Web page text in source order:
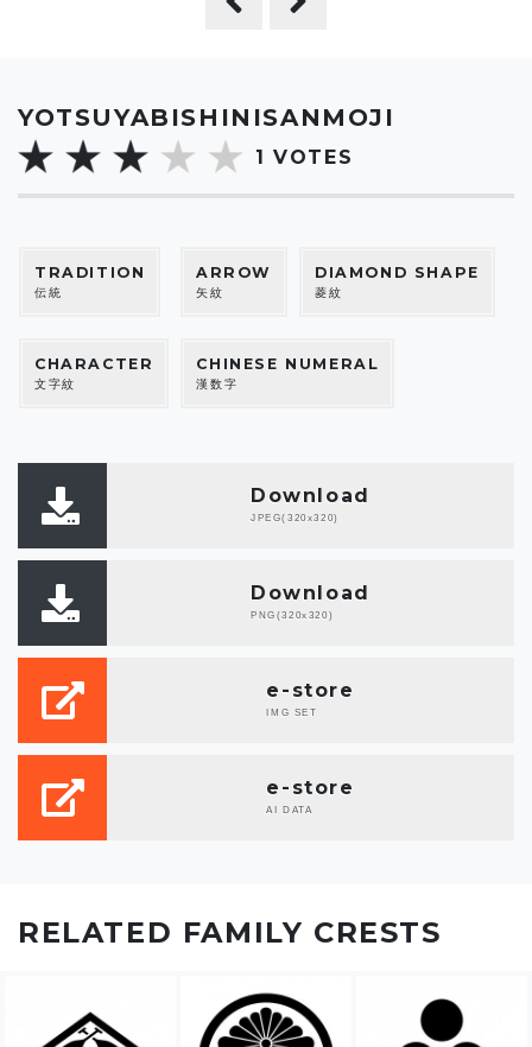
YOTSUYABISHINISANMOJI
1 VOTES
TRADITION
伝統
ARROW
矢紋
DIAMOND SHAPE
菱紋
CHARACTER
文字紋
CHINESE NUMERAL
漢数字
Download
JPEG(320x320)
Download
PNG(320x320)
e-store
IMG SET
e-store
AI DATA
RELATED FAMILY CRESTS